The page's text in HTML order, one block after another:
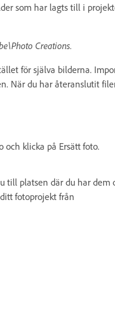
som har lagts till i
Creations.
för själva bilderna.
När du har återanslutit
klicka på Ersätt foto.
till platsen där du har dem
fotoprojekt från